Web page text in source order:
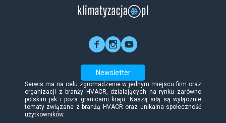
Newsletter
Serwis ma na celu zgromadzenie w jednym miejscu firm oraz
organizacji z branży HVACR, działających na rynku zarówno
polskim jak i poza granicami kraju. Naszą siłą są wyłącznie
tematy związane z branżą HVACR oraz unikalna społeczność
użytkowników.